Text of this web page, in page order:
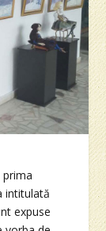
prima
intitulată
expuse